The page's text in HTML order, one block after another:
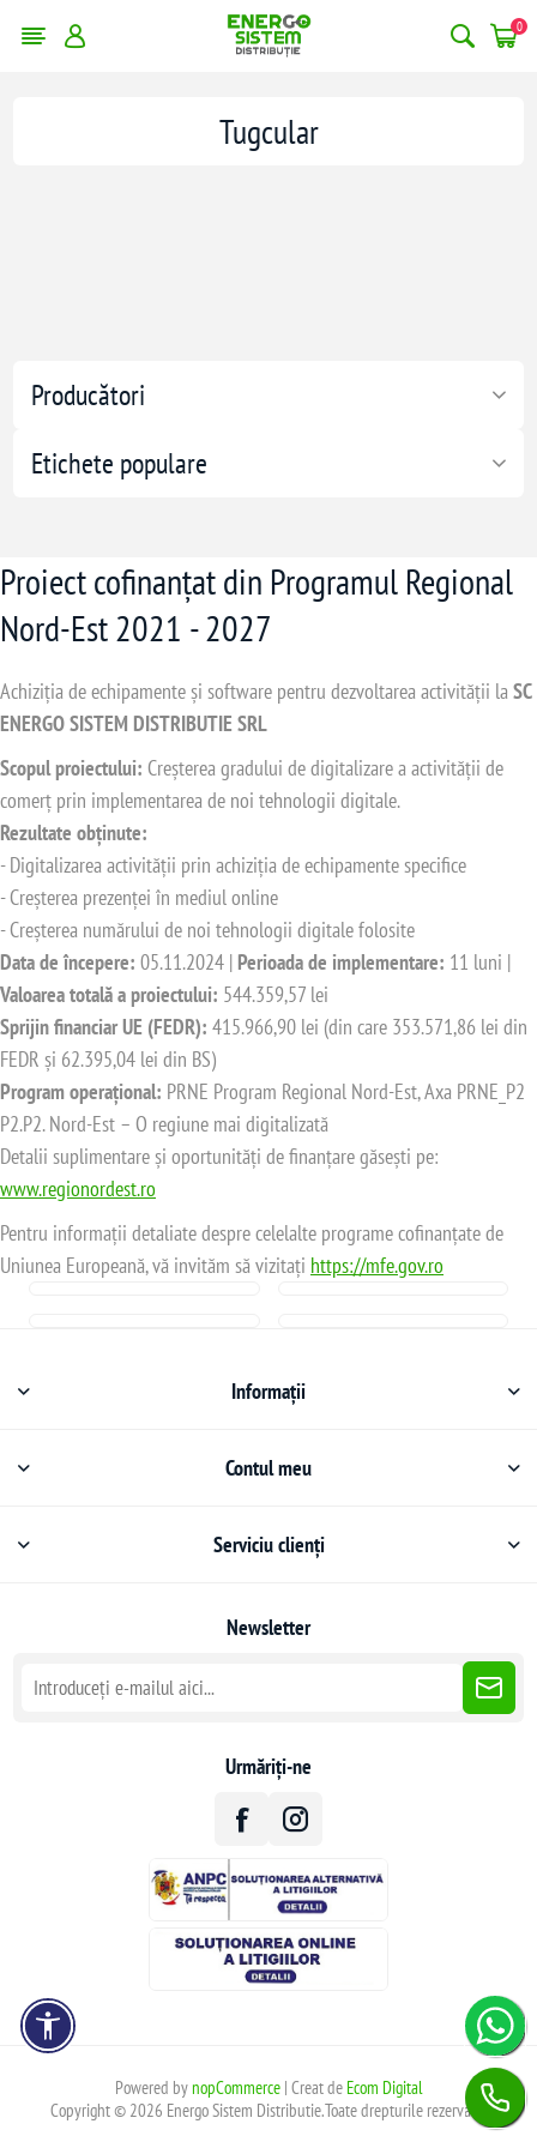
0
Producători
Etichete populare
Tugcular
Proiect cofinanțat din Programul Regional
Nord-Est 2021 - 2027
Achiziția de echipamente și software pentru dezvoltarea activității laSC
ENERGO SISTEM DISTRIBUTIE SRL
Scopul proiectului: Creșterea gradului de digitalizare a activității de
comerț prin implementarea de noi tehnologii digitale.
Rezultate obținute:
- Digitalizarea activității prin achiziția de echipamente specifice
- Creșterea prezenței în mediul online
- Creșterea numărului de noi tehnologii digitale folosite
Data de începere: 05.11.2024 | Perioada de implementare: 11 luni |
Valoarea totală a proiectului: 544.359,57 lei
Sprijin financiar UE (FEDR): 415.966,90 lei (din care 353.571,86 lei din
FEDR și 62.395,04 lei din BS)
Program operațional: PRNE Program Regional Nord-Est, Axa PRNE_P2
P2.P2. Nord-Est – O regiune mai digitalizată
Detalii suplimentare și oportunități de finanțare găsești pe:
www.regionordest.ro
Pentru informații detaliate despre celelalte programe cofinanțate de
Uniunea Europeană, vă invităm să vizitați https://mfe.gov.ro
Informații
Contul meu
Serviciu clienți
Newsletter
Urmăriți-ne
Powered bynopCommerce| Creat de Ecom Digital
Copyright © 2026 Energo Sistem Distributie.Toate drepturile rezervate.